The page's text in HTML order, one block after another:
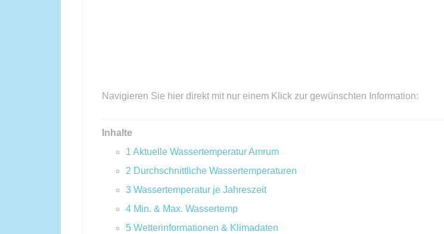
Navigieren Sie hier direkt mit nur einem Klick zur gewünschten Information:
Inhalte
1 Aktuelle Wassertemperatur Amrum
2 Durchschnittliche Wassertemperaturen
3 Wassertemperatur je Jahreszeit
4 Min. & Max. Wassertemp
5 Wetterinformationen & Klimadaten